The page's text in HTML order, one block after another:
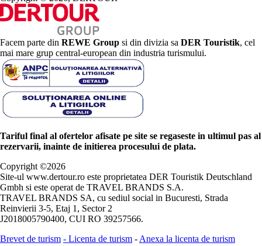
Facem parte din REWE Group si din divizia sa DER Touristik, cel
mai mare grup central-european din industria turismului.
Tariful final al ofertelor afisate pe site se regaseste in ultimul pas al
rezervarii, inainte de initierea procesului de plata.
Copyright ©2026
Site-ul www.dertour.ro este proprietatea DER Touristik Deutschland
Gmbh si este operat de TRAVEL BRANDS S.A.
TRAVEL BRANDS SA, cu sediul social in Bucuresti, Strada
Reinvierii 3-5, Etaj 1, Sector 2
J2018005790400, CUI RO 39257566.
Brevet de turism - Licenta de turism - Anexa la licenta de turism